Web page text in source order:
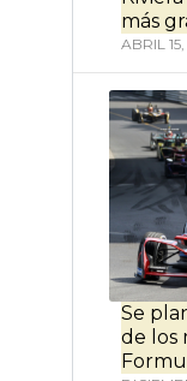
más
ABRIL
Se
de los